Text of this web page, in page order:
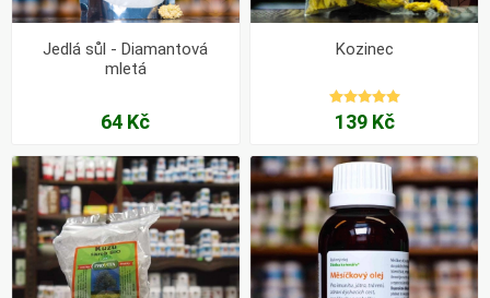
Jedlá sůl - Diamantová
mletá
64 Kč
Kozinec
139 Kč